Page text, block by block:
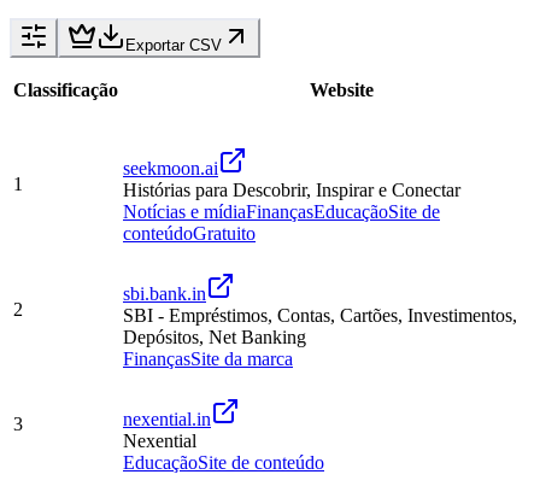
Exportar CSV
Classificação Website
1
seekmoon.ai
Histórias para Descobrir, Inspirar e Conectar
Notícias e mídiaFinançasEducaçãoSite de
conteúdoGratuito
2
sbi.bank.in
SBI - Empréstimos, Contas, Cartões, Investimentos,
Depósitos, Net Banking
FinançasSite da marca
3
nexential.in
Nexential
EducaçãoSite de conteúdo